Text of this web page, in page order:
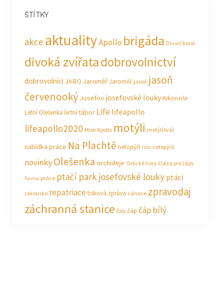
ŠTÍTKY
akce aktualityApollo brigáda Divocí koně
divoká zvířatadobrovolnictví
dobrovolníci JARO JaroměřJaroměř jasoň jasoň
červenooký Josefov josefovské loukyKrkonoše
Letní Olešenka letní tábor Life lifeapollo
lifeapollo2020 Mise Apollo motýli motýlí král
nabídka práce Na Plachtě netopýři noc netopýrů
novinkyOlešenka orchideje Orlické hory Oáza pro čápy
Pastva práce ptačí park josefovské louky ptáci
rakousko repatriacetisková zpráva vánoce zpravodaj
záchranná stanice čso čáp čáp bílý